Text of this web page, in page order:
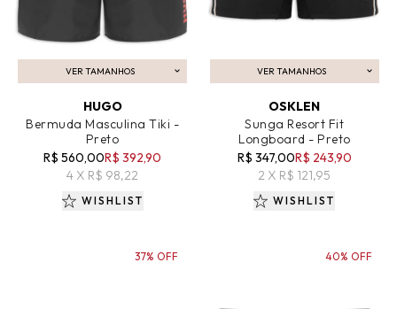
VER TAMANHOS
ADICIONAR AO CARRINHO
HUGO
Bermuda Masculina Tiki -
Preto
R$ 560,00R$ 392,90
4 X R$ 98,22
WISHLIST
VER TAMANHOS
ADICIONAR AO CARRINHO
OSKLEN
Sunga Resort Fit
Longboard - Preto
R$ 347,00R$ 243,90
2 X R$ 121,95
WISHLIST
37% OFF 40% OFF